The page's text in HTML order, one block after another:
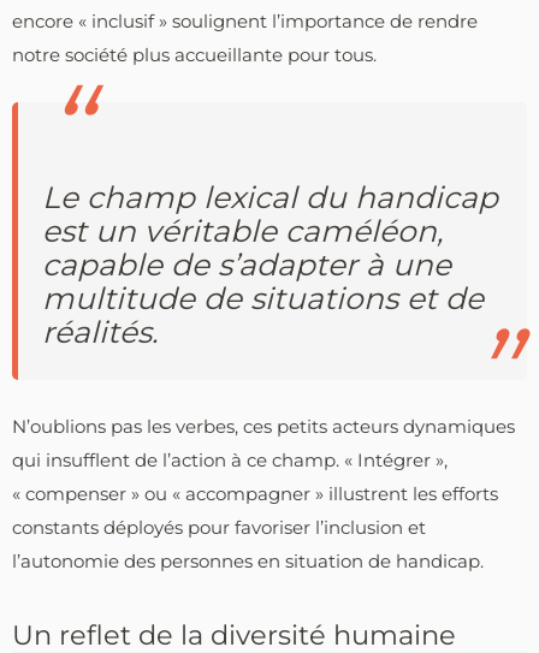
encore « inclusif » soulignent l’importance de rendre
notre société plus accueillante pour tous.
Le champ lexical du handicap
est un véritable caméléon,
capable de s’adapter à une
multitude de situations et de
réalités.
N’oublions pas les verbes, ces petits acteurs dynamiques
qui insufflent de l’action à ce champ. « Intégrer »,
« compenser » ou « accompagner » illustrent les efforts
constants déployés pour favoriser l’inclusion et
l’autonomie des personnes en situation de handicap.
Un reflet de la diversité humaine